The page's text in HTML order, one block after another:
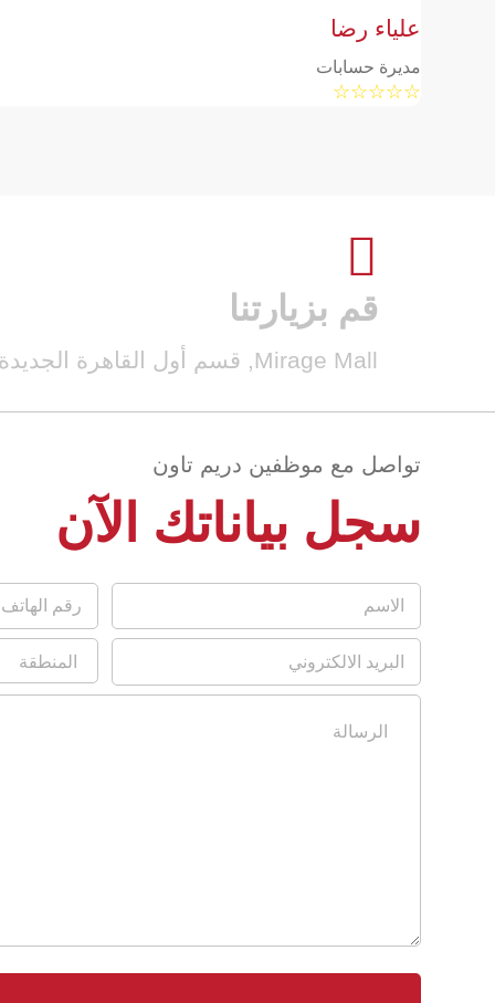
علياء رضا
مديرة حسابات
☆
☆
☆
☆
☆

قم بزيارتنا
Mirage Mall, قسم أول القاهرة الجديدة، محافظة القاهرة‬
تواصل مع موظفين دريم تاون
سجل بياناتك الآن